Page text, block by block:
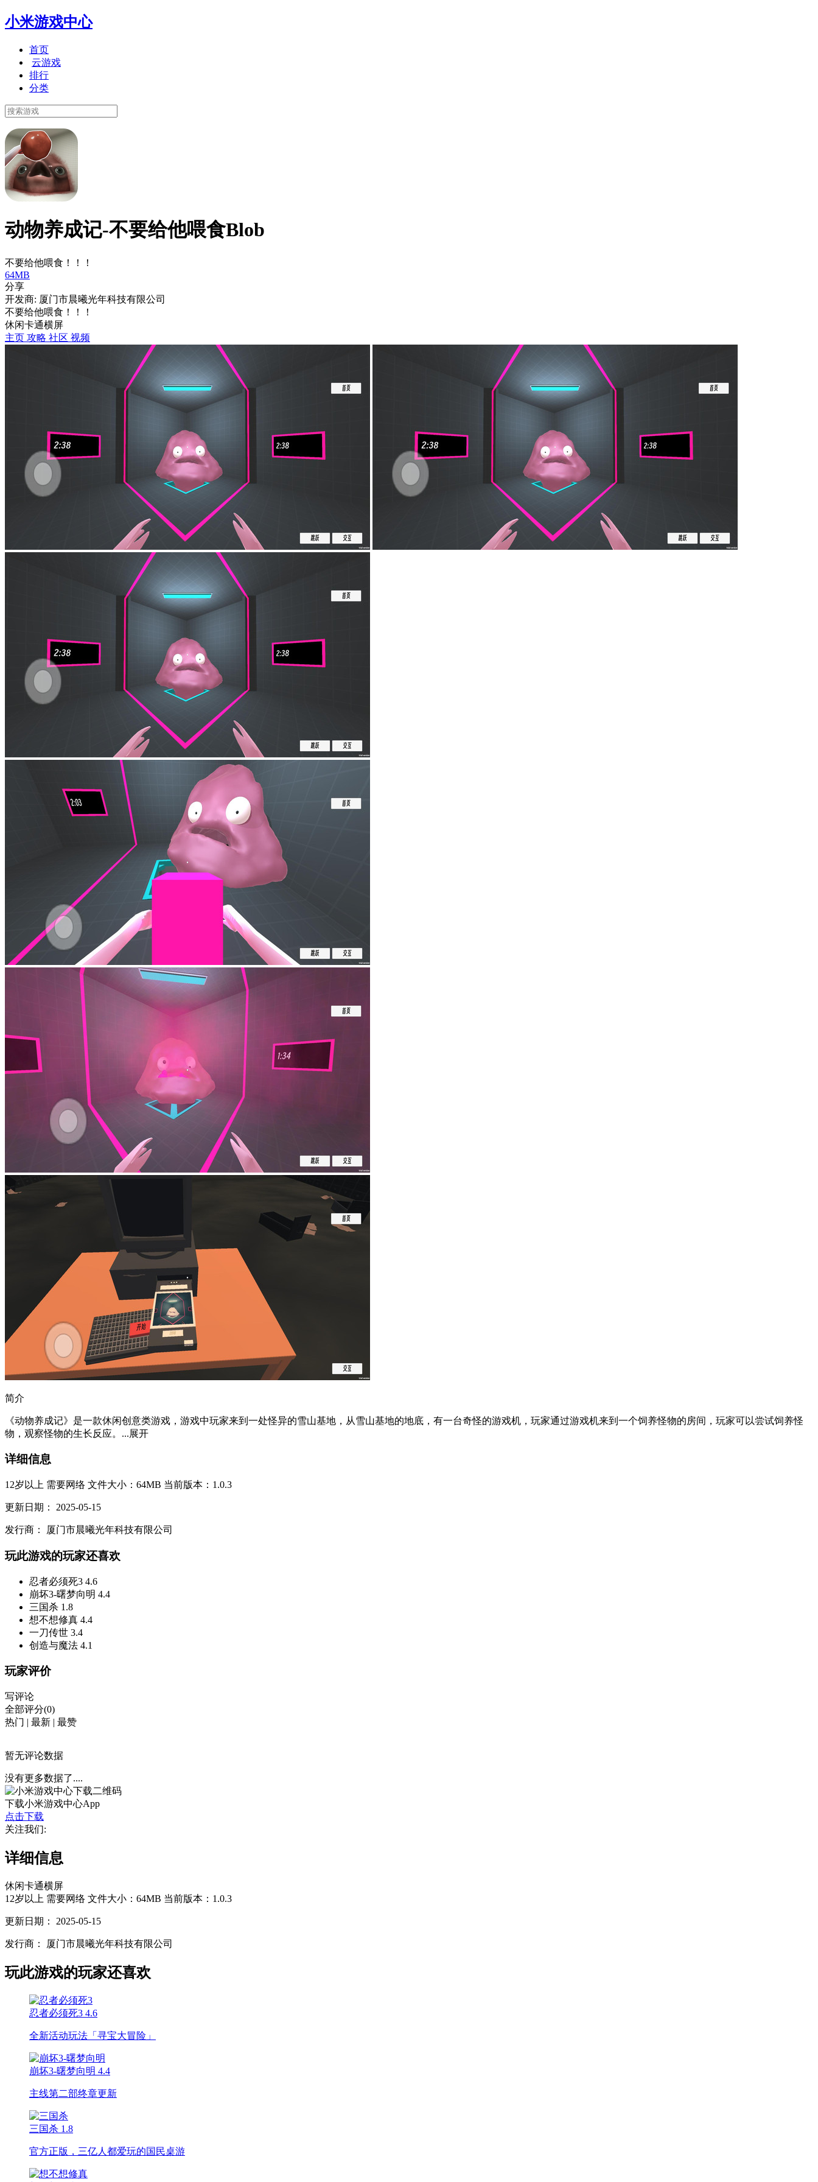
小米游戏中心
首页
云游戏
排行
分类
动物养成记-不要给他喂食Blob
不要给他喂食！！！
64MB
分享
开发商: 厦门市晨曦光年科技有限公司
不要给他喂食！！！
休闲卡通横屏
主页 攻略 社区 视频
简介
《动物养成记》是一款休闲创意类游戏，游戏中玩家来到一处怪异的雪山基地，从雪山基地的地底，有一台奇怪的游戏机，玩家通过游戏机来到一个饲养怪物的房间，玩家可以尝试饲养怪
物，观察怪物的生长反应。...展开
详细信息
12岁以上 需要网络 文件大小：64MB 当前版本：1.0.3
更新日期： 2025-05-15
发行商： 厦门市晨曦光年科技有限公司
玩此游戏的玩家还喜欢
忍者必须死3 4.6
崩坏3-曙梦向明 4.4
三国杀 1.8
想不想修真 4.4
一刀传世 3.4
创造与魔法 4.1
玩家评价
写评论
全部评分(0)
热门 | 最新 | 最赞
暂无评论数据
没有更多数据了....
下载小米游戏中心App
点击下载
关注我们:
详细信息
休闲卡通横屏
12岁以上 需要网络 文件大小：64MB 当前版本：1.0.3
更新日期： 2025-05-15
发行商： 厦门市晨曦光年科技有限公司
玩此游戏的玩家还喜欢
忍者必须死3 4.6
全新活动玩法「寻宝大冒险」
崩坏3-曙梦向明 4.4
主线第二部终章更新
三国杀 1.8
官方正版，三亿人都爱玩的国民桌游